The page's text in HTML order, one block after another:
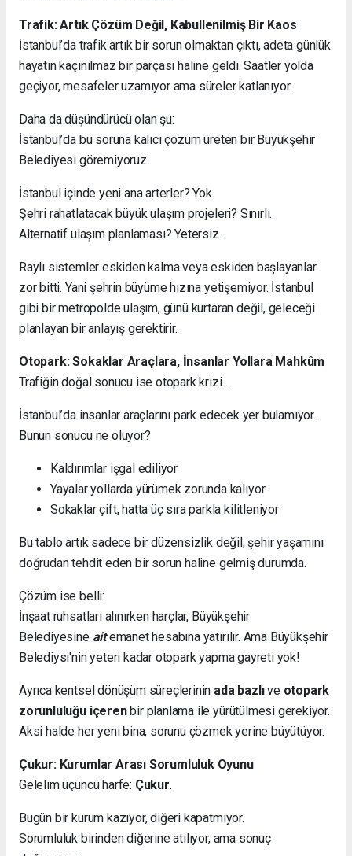
Trafik: Artık Çözüm Değil, Kabullenilmiş Bir Kaos
İstanbul’da trafik artık bir sorun olmaktan çıktı, adeta günlük
hayatın kaçınılmaz bir parçası haline geldi. Saatler yolda
geçiyor, mesafeler uzamıyor ama süreler katlanıyor.
Daha da düşündürücü olan şu:
İstanbul’da bu soruna kalıcı çözüm üreten bir Büyükşehir
Belediyesi göremiyoruz.
İstanbul içinde yeni ana arterler? Yok.
Şehri rahatlatacak büyük ulaşım projeleri? Sınırlı.
Alternatif ulaşım planlaması? Yetersiz.
Raylı sistemler eskiden kalma veya eskiden başlayanlar
zor bitti. Yani şehrin büyüme hızına yetişemiyor. İstanbul
gibi bir metropolde ulaşım, günü kurtaran değil, geleceği
planlayan bir anlayış gerektirir.
Otopark: Sokaklar Araçlara, İnsanlar Yollara Mahkûm
Trafiğin doğal sonucu ise otopark krizi…
İstanbul’da insanlar araçlarını park edecek yer bulamıyor.
Bunun sonucu ne oluyor?
Kaldırımlar işgal ediliyor
Yayalar yollarda yürümek zorunda kalıyor
Sokaklar çift, hatta üç sıra parkla kilitleniyor
Bu tablo artık sadece bir düzensizlik değil, şehir yaşamını
doğrudan tehdit eden bir sorun haline gelmiş durumda.
Çözüm ise belli:
İnşaat ruhsatları alınırken harçlar, Büyükşehir
Belediyesine aitemanet hesabına yatırılır. Ama Büyükşehir
Belediysi'nin yeteri kadar otopark yapma gayreti yok!
Ayrıca kentsel dönüşüm süreçlerinin ada bazlıve otopark
zorunluluğu içerenbir planlama ile yürütülmesi gerekiyor.
Aksi halde her yeni bina, sorunu çözmek yerine büyütüyor.
Çukur: Kurumlar Arası Sorumluluk Oyunu
Gelelim üçüncü harfe: Çukur.
Bugün bir kurum kazıyor, diğeri kapatmıyor.
Sorumluluk birinden diğerine atılıyor, ama sonuç